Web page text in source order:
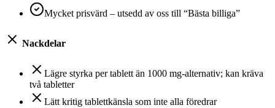
Mycket prisvärd – utsedd av oss till “Bästa billiga”
Nackdelar
Lägre styrka per tablett än 1000 mg-alternativ; kan kräva
två tabletter
Lätt kritig tablettkänsla som inte alla föredrar